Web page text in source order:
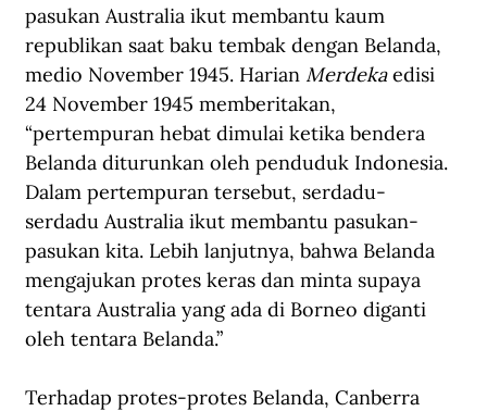
pasukan Australia ikut membantu kaum
republikan saat baku tembak dengan Belanda,
medio November 1945. Harian Merdeka edisi
24 November 1945 memberitakan,
“pertempuran hebat dimulai ketika bendera
Belanda diturunkan oleh penduduk Indonesia.
Dalam pertempuran tersebut, serdadu-
serdadu Australia ikut membantu pasukan-
pasukan kita. Lebih lanjutnya, bahwa Belanda
mengajukan protes keras dan minta supaya
tentara Australia yang ada di Borneo diganti
oleh tentara Belanda.”
Terhadap protes-protes Belanda, Canberra